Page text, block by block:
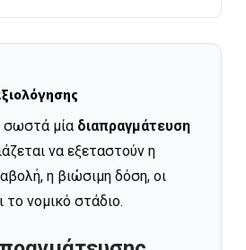
σωστά μία διαπραγμάτευση
να εξεταστούν η
η βιώσιμη δόση, οι
το νομικό στάδιο.